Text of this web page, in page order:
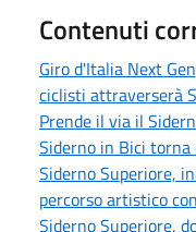
Contenuti
Giro d'Italia Next
ciclisti attraverserà
Prende il via il
Siderno in Bici
Siderno Superiore,
percorso artistico
Siderno Superiore,